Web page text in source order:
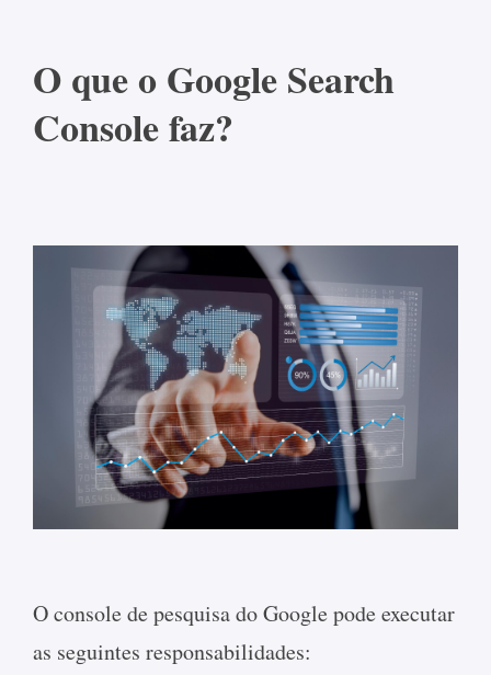
O que o Google Search
Console faz?
O console de pesquisa do Google pode executar
as seguintes responsabilidades: